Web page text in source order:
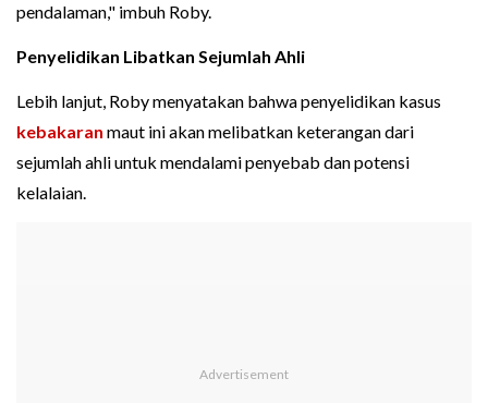
pendalaman," imbuh Roby.
Penyelidikan Libatkan Sejumlah Ahli
Lebih lanjut, Roby menyatakan bahwa penyelidikan kasus
kebakaran maut ini akan melibatkan keterangan dari
sejumlah ahli untuk mendalami penyebab dan potensi
kelalaian.